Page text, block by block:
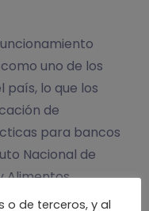
uno de los
país, lo que los
de
para bancos
Nacional de
Alimentos,
o de terceros, y al